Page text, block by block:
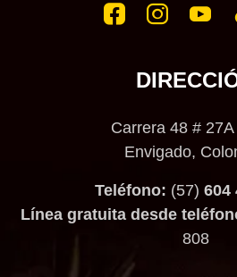
Carrera 48 #
Envigado,
Teléfono: (57) 604
Línea gratuita desde
808